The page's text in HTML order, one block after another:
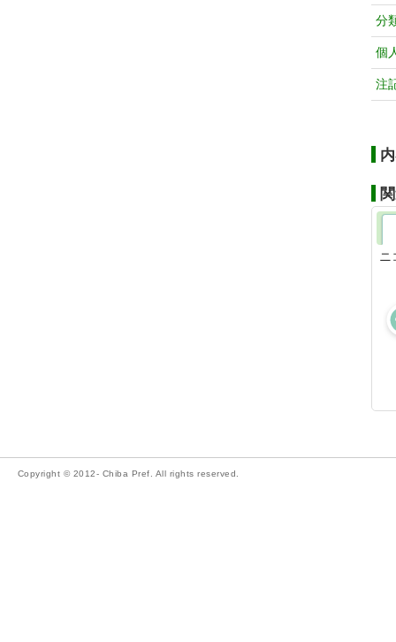
分
個
注
ニ
Copyright © 2012- Chiba Pref. All rights reserved.